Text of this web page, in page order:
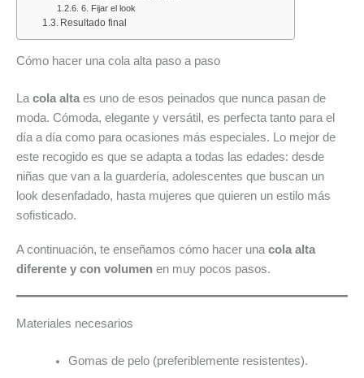
6. Fijar el look
Resultado final
Cómo hacer una cola alta paso a paso
La cola alta es uno de esos peinados que nunca pasan de
moda. Cómoda, elegante y versátil, es perfecta tanto para el
día a día como para ocasiones más especiales. Lo mejor de
este recogido es que se adapta a todas las edades: desde
niñas que van a la guardería, adolescentes que buscan un
look desenfadado, hasta mujeres que quieren un estilo más
sofisticado.
A continuación, te enseñamos cómo hacer una cola alta
diferente y con volumen en muy pocos pasos.
Materiales necesarios
Gomas de pelo (preferiblemente resistentes).
del
mes
las
ofertas
de
semana
semana
agosto